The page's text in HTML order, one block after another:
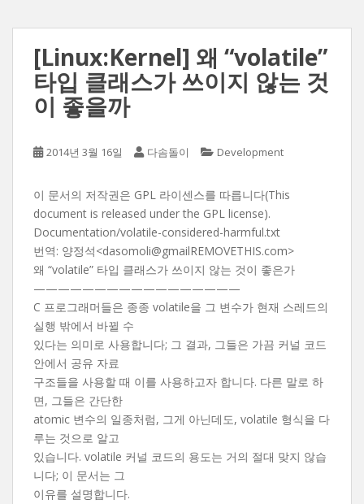
[Linux:Kernel] 왜 “volatile”
타입 클래스가 쓰이지 않는 것
이 좋을까
2014년 3월 16일 다솜돌이 Development
이 문서의 저작권은 GPL 라이센스를 따릅니다(This
document is released under the GPL license).
Documentation/volatile-considered-harmful.txt
번역: 양정석<dasomoli@gmailREMOVETHIS.com>
왜 “volatile” 타입 클래스가 쓰이지 않는 것이 좋은가
—————————————————
C 프로그래머들은 종종 volatile을 그 변수가 현재 스레드의
실행 밖에서 바뀔 수
있다는 의미로 사용합니다; 그 결과, 그들은 가끔 커널 코드
안에서 공유 자료
구조들을 사용할 때 이를 사용하고자 합니다. 다른 말로 하
면, 그들은 간단한
atomic 변수의 일종처럼, 그게 아닌데도, volatile 형식을 다
루는 것으로 알고
있습니다. volatile 커널 코드의 용도는 거의 절대 맞지 않습
니다; 이 문서는 그
이유를 설명합니다.